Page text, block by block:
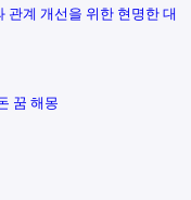
관계 개선을 위한 현명한 대
꿈 해몽